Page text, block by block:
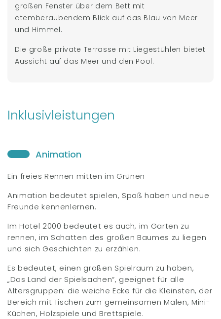
großen Fenster über dem Bett mit
atemberaubendem Blick auf das Blau von Meer
und Himmel.
Die große private Terrasse mit Liegestühlen bietet
Aussicht auf das Meer und den Pool.
Inklusivleistungen
Animation
Ein freies Rennen mitten im Grünen
Animation bedeutet spielen, Spaß haben und neue
Freunde kennenlernen.
Im Hotel 2000 bedeutet es auch, im Garten zu
rennen, im Schatten des großen Baumes zu liegen
und sich Geschichten zu erzählen.
Es bedeutet, einen großen Spielraum zu haben,
„Das Land der Spielsachen“, geeignet für alle
Altersgruppen: die weiche Ecke für die Kleinsten, der
Bereich mit Tischen zum gemeinsamen Malen, Mini-
Küchen, Holzspiele und Brettspiele.